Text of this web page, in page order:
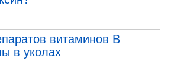
витаминов В
в уколах